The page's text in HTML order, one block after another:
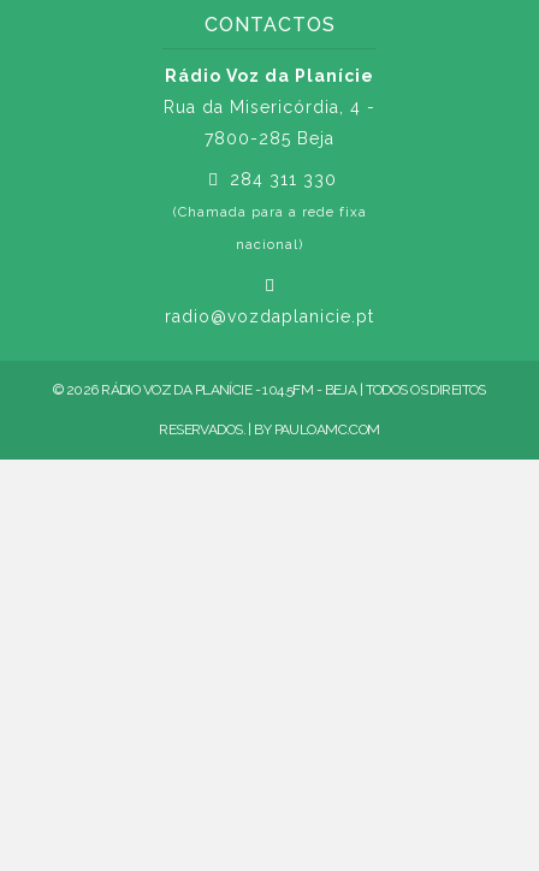
CONTACTOS
Rádio Voz da Planície
Rua da Misericórdia, 4 -
7800-285 Beja
284 311 330
(Chamada para a rede fixa
nacional)
radio@vozdaplanicie.pt
© 2026 RÁDIO VOZ DA PLANÍCIE - 104.5FM - BEJA | TODOS OS DIREITOS
RESERVADOS. | BY PAULOAMC.COM